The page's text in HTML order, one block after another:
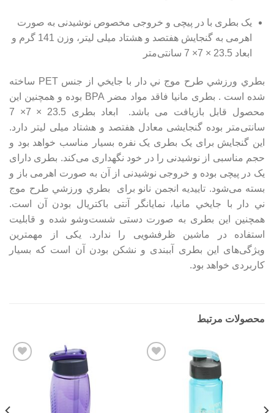
یک بطری با در پیچی و خروجی مخصوص نوشیدنی به صورت
اهرمی به گنجایش هفتصد و هشتاد میلی لیتر، وزن 141 گرم و
ابعاد 23.5 × 7× 7 سانتی‌متر
بطري ورزشي طرح موج ني دار با جايخي از جنس PET ساخته
شده است . بطری مانیا فاقد مواد مضر BPA بوده و همچنین این
محصول قابل بازیافت می باشد. ابعاد بطری 23.5 × 7× 7
سانتی‌متر بوده گنجایشی معادل هفتصد و هشتاد میلی لیتر دارد.
این گنجایش برای یک بطری یک نفره بسیار مناسب خواهد بود و
حجم مناسبی از نوشیدنی را در خود نگهداری می‌کند. بطری دارای
یک در پیچی بوده و خروجی نوشیدنی از آن به صورت اهرمی باز و
بسته می‌شود. تاییدیه انجمن نانو برای بطري ورزشي طرح موج
ني دار با جايخي مانیا، نمایانگر آنتی باکتریال بودن آن است.
همچنین این بطری به صورت دستی شست‌وشو شده و قابلیت
استفاده در ماشین ظرفشویی را ندارد. یکی از مهمترین
ویژگی‌های این بطری آببندی و نشکن بودن آن است که بسیار
کاربردی خواهد بود.
محصولات مرتبط